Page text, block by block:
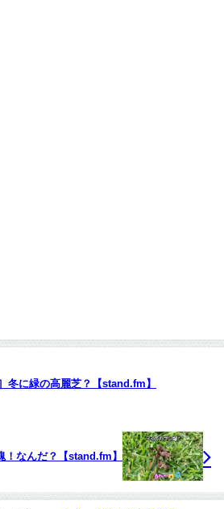
冬に緑の高麗芝？【stand.fm】
！なんだ？【stand.fm】